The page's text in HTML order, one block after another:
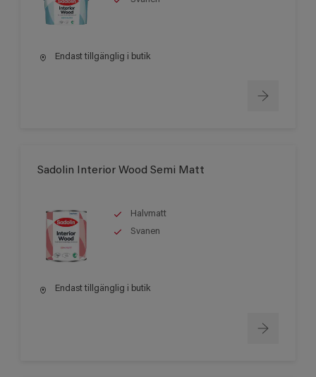
Endast tillgänglig i butik
Sadolin Interior Wood Semi Matt
Halvmatt
Svanen
Endast tillgänglig i butik